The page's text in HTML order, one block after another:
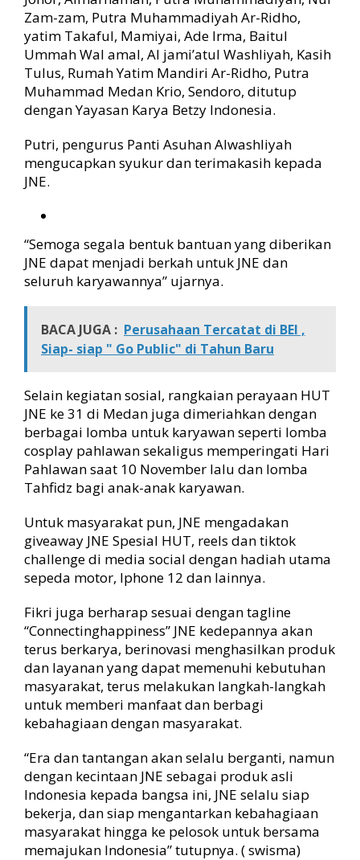
Zam-zam, Putra Muhammadiyah Ar-Ridho,
yatim Takaful, Mamiyai, Ade Irma, Baitul
Ummah Wal amal, Al jami’atul Washliyah, Kasih
Tulus, Rumah Yatim Mandiri Ar-Ridho, Putra
Muhammad Medan Krio, Sendoro, ditutup
dengan Yayasan Karya Betzy Indonesia.
Putri, pengurus Panti Asuhan Alwashliyah
mengucapkan syukur dan terimakasih kepada
JNE.
“Semoga segala bentuk bantuan yang diberikan
JNE dapat menjadi berkah untuk JNE dan
seluruh karyawannya” ujarnya.
BACA JUGA : Perusahaan Tercatat di BEI ,
Siap- siap " Go Public" di Tahun Baru
Selain kegiatan sosial, rangkaian perayaan HUT
JNE ke 31 di Medan juga dimeriahkan dengan
berbagai lomba untuk karyawan seperti lomba
cosplay pahlawan sekaligus memperingati Hari
Pahlawan saat 10 November lalu dan lomba
Tahfidz bagi anak-anak karyawan.
Untuk masyarakat pun, JNE mengadakan
giveaway JNE Spesial HUT, reels dan tiktok
challenge di media social dengan hadiah utama
sepeda motor, Iphone 12 dan lainnya.
Fikri juga berharap sesuai dengan tagline
“Connectinghappiness” JNE kedepannya akan
terus berkarya, berinovasi menghasilkan produk
dan layanan yang dapat memenuhi kebutuhan
masyarakat, terus melakukan langkah-langkah
untuk memberi manfaat dan berbagi
kebahagiaan dengan masyarakat.
“Era dan tantangan akan selalu berganti, namun
dengan kecintaan JNE sebagai produk asli
Indonesia kepada bangsa ini, JNE selalu siap
bekerja, dan siap mengantarkan kebahagiaan
masyarakat hingga ke pelosok untuk bersama
memajukan Indonesia” tutupnya. ( swisma)